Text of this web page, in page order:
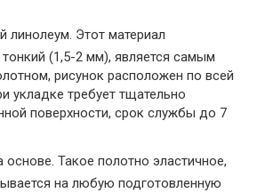
линолеум. Этот материал
(1,5-2 мм), является самым
рисунок расположен по всей
укладке требует тщательно
поверхности, срок службы до 7
основе. Такое полотно эластичное,
на любую подготовленную